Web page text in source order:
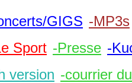
GIGS -MP3s
Sport -Presse -
version -courrier